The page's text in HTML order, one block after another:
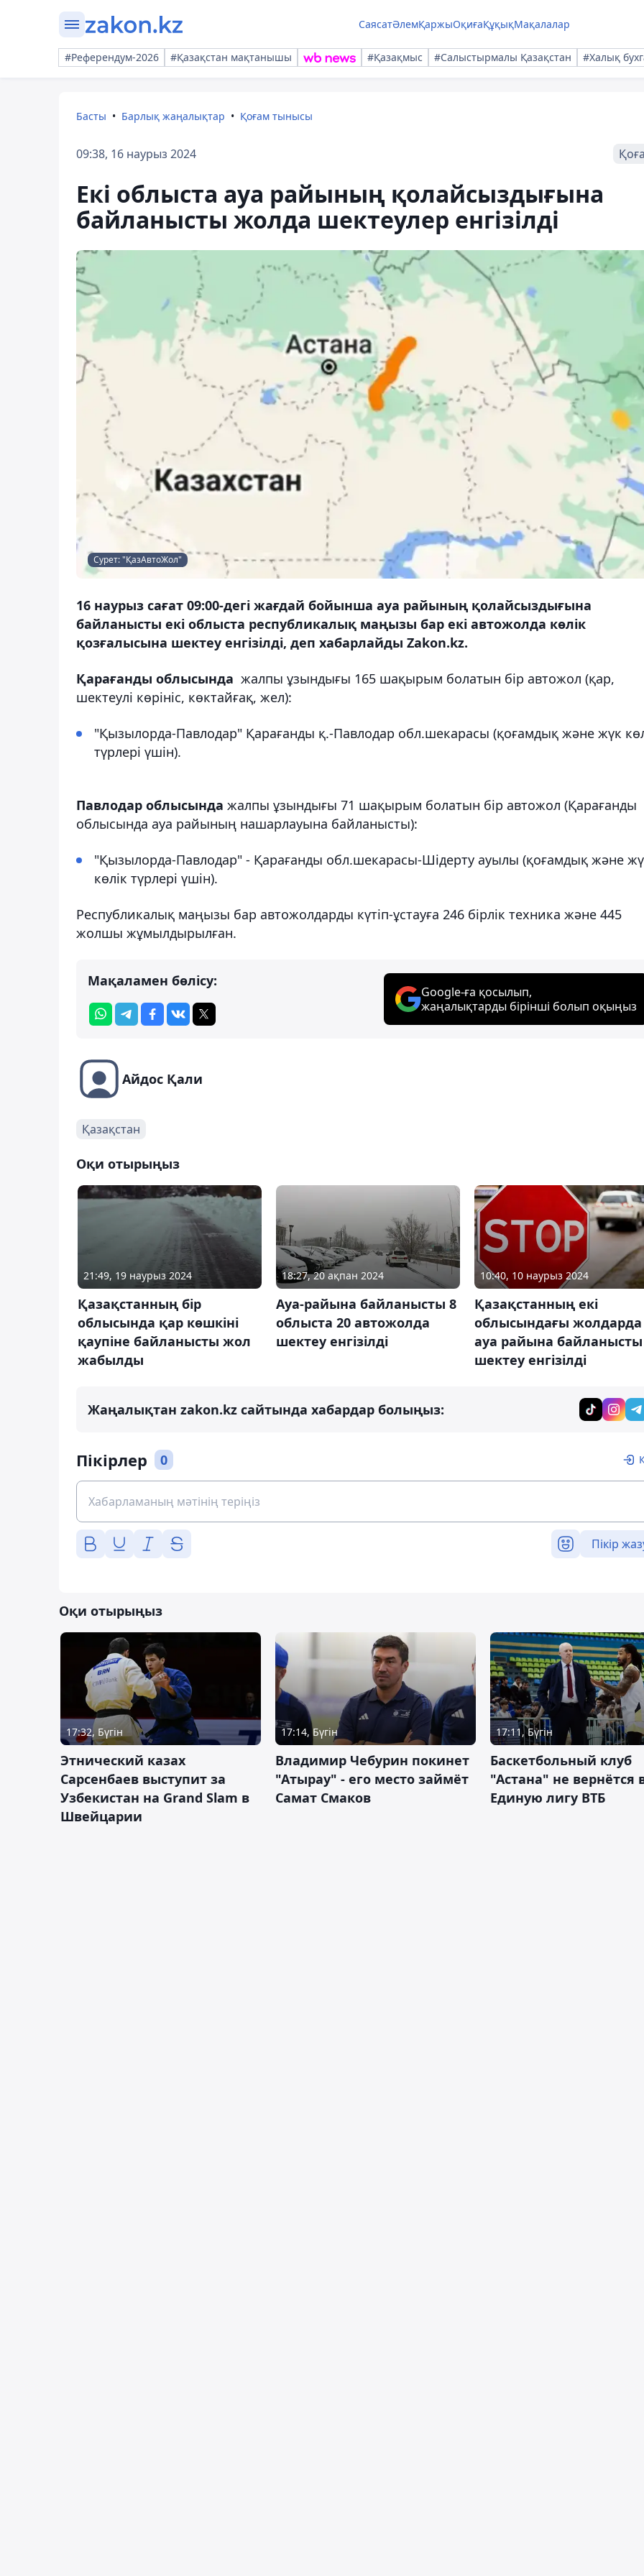
СаясатӘлемҚаржыОқиғаҚұқықМақалалар
#Референдум-2026 #Қазақстан мақтанышы #Қазақмыс #Салыстырмалы Қазақстан #Халық
Басты Барлық жаңалықтар Қоғам тынысы
09:38, 16 наурыз 2024
Екі облыста ауа райының қолайсыздығына
байланысты жолда шектеулер енгізілді
Сурет: "ҚазАвтоЖол"
16 наурыз сағат 09:00-дегі жағдай бойынша ауа райының қолайсыздығына
байланысты екі облыста республикалық маңызы бар екі автожолда көлік
қозғалысына шектеу енгізілді, деп хабарлайды Zakon.kz.
Қарағанды облысында жалпы ұзындығы 165 шақырым болатын бір автожол (қар,
шектеулі көрініс, көктайғақ, жел):
"Қызылорда-Павлодар" Қарағанды қ.-Павлодар обл.шекарасы ⁠(қоғамдық және жүк
түрлері үшін).
Павлодар облысында жалпы ұзындығы 71 шақырым болатын бір автожол (Қарағанды
облысында ауа райының нашарлауына байланысты):
"Қызылорда-Павлодар" - Қарағанды обл.шекарасы-Шідерту ауылы (қоғамдық және
көлік түрлері үшін).
Республикалық маңызы бар автожолдарды күтіп-ұстауға 246 бірлік техника және 445
жолшы жұмылдырылған.
Мақаламен бөлісу:
Google-ға қосылып,
жаңалықтарды бірінші болып оқыңыз
Айдос Қали
Қазақстан
Оқи отырыңыз
21:49, 19 наурыз 2024
Қазақстанның бір
облысында қар көшкіні
қаупіне байланысты жол
жабылды
18:27, 20 ақпан 2024
Ауа-райына байланысты 8
облыста 20 автожолда
шектеу енгізілді
10:40, 10 наурыз 2024
Қазақстанның екі
облысындағы жолдарда
ауа райына байланысты
шектеу енгізілді
Жаңалықтан zakon.kz сайтында хабардар болыңыз:
Пікірлер 0
Пікір
Оқи отырыңыз
17:32, Бүгін
Этнический казах
Сарсенбаев выступит за
Узбекистан на Grand Slam в
Швейцарии
17:14, Бүгін
Владимир Чебурин покинет
"Атырау" - его место займёт
Самат Смаков
17:11, Бүгін
Баскетбольный клуб
"Астана" не вернётся
Единую лигу ВТБ